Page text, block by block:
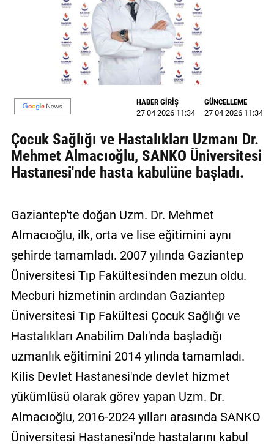
MAGAZİN
BİZE
Künye
İletişim
Gizlilik
Politikası
HABER GİRİŞ
27 04 2026 11:34
GÜNCELLEME
27 04 2026 11:34
Çocuk Sağlığı ve Hastalıkları Uzmanı Dr.
Mehmet Almacıoğlu, SANKO Üniversitesi
Hastanesi'nde hasta kabulüne başladı.
Gaziantep'te doğan Uzm. Dr. Mehmet
Almacıoğlu, ilk, orta ve lise eğitimini aynı
şehirde tamamladı. 2007 yılında Gaziantep
Üniversitesi Tıp Fakültesi'nden mezun oldu.
Mecburi hizmetinin ardından Gaziantep
Üniversitesi Tıp Fakültesi Çocuk Sağlığı ve
Hastalıkları Anabilim Dalı'nda başladığı
uzmanlık eğitimini 2014 yılında tamamladı.
Kilis Devlet Hastanesi'nde devlet hizmet
yükümlüsü olarak görev yapan Uzm. Dr.
Almacıoğlu, 2016-2024 yılları arasında SANKO
Üniversitesi Hastanesi'nde hastalarını kabul